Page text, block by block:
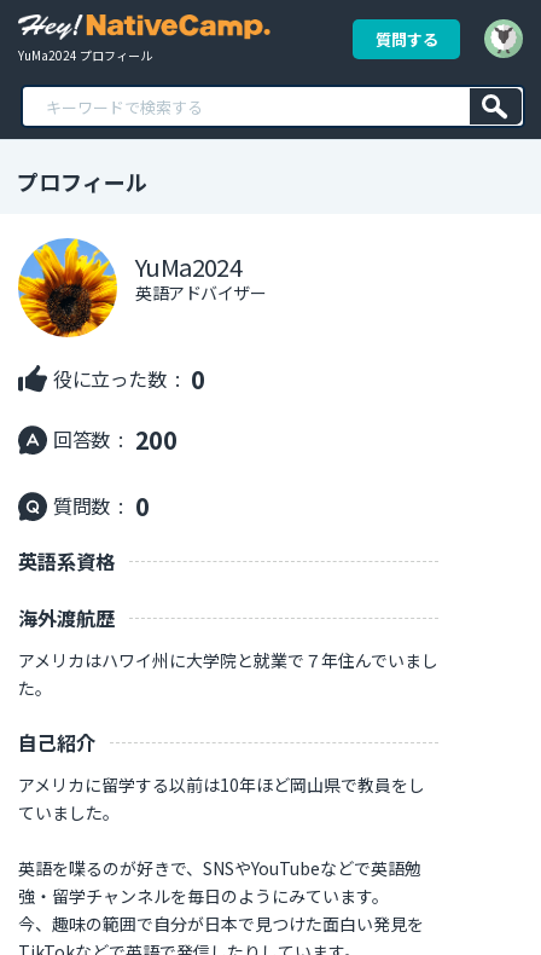
YuMa2024 プロフィール
質問する
プロフィール
YuMa2024
英語アドバイザー
役に立った数 : 0
回答数 : 200
質問数 : 0
英語系資格
海外渡航歴
アメリカはハワイ州に大学院と就業で７年住んでいまし
た。
自己紹介
アメリカに留学する以前は10年ほど岡山県で教員をし
ていました。
英語を喋るのが好きで、SNSやYouTubeなどで英語勉
強・留学チャンネルを毎日のようにみています。
今、趣味の範囲で自分が日本で見つけた面白い発見を